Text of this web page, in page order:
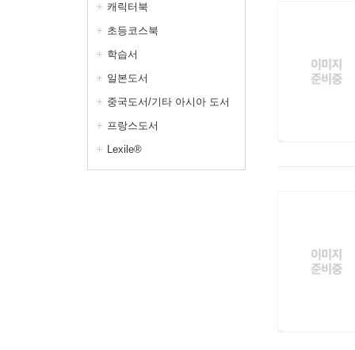
캐릭터북
초등코스북
학습서
일본도서
중국도서/기타 아시아 도서
프랑스도서
Lexile®